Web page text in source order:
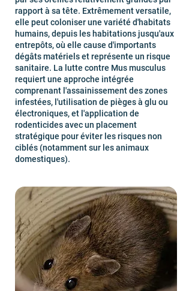
rapport à sa tête. Extrêmement versatile,
elle peut coloniser une variété d'habitats
humains, depuis les habitations jusqu'aux
entrepôts, où elle cause d'importants
dégâts matériels et représente un risque
sanitaire. La lutte contre Mus musculus
requiert une approche intégrée
comprenant l'assainissement des zones
infestées, l'utilisation de pièges à glu ou
électroniques, et l'application de
rodenticides avec un placement
stratégique pour éviter les risques non
ciblés (notamment sur les animaux
domestiques).